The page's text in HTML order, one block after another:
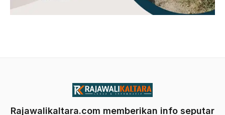
Rajawalikaltara.com memberikan info seputar